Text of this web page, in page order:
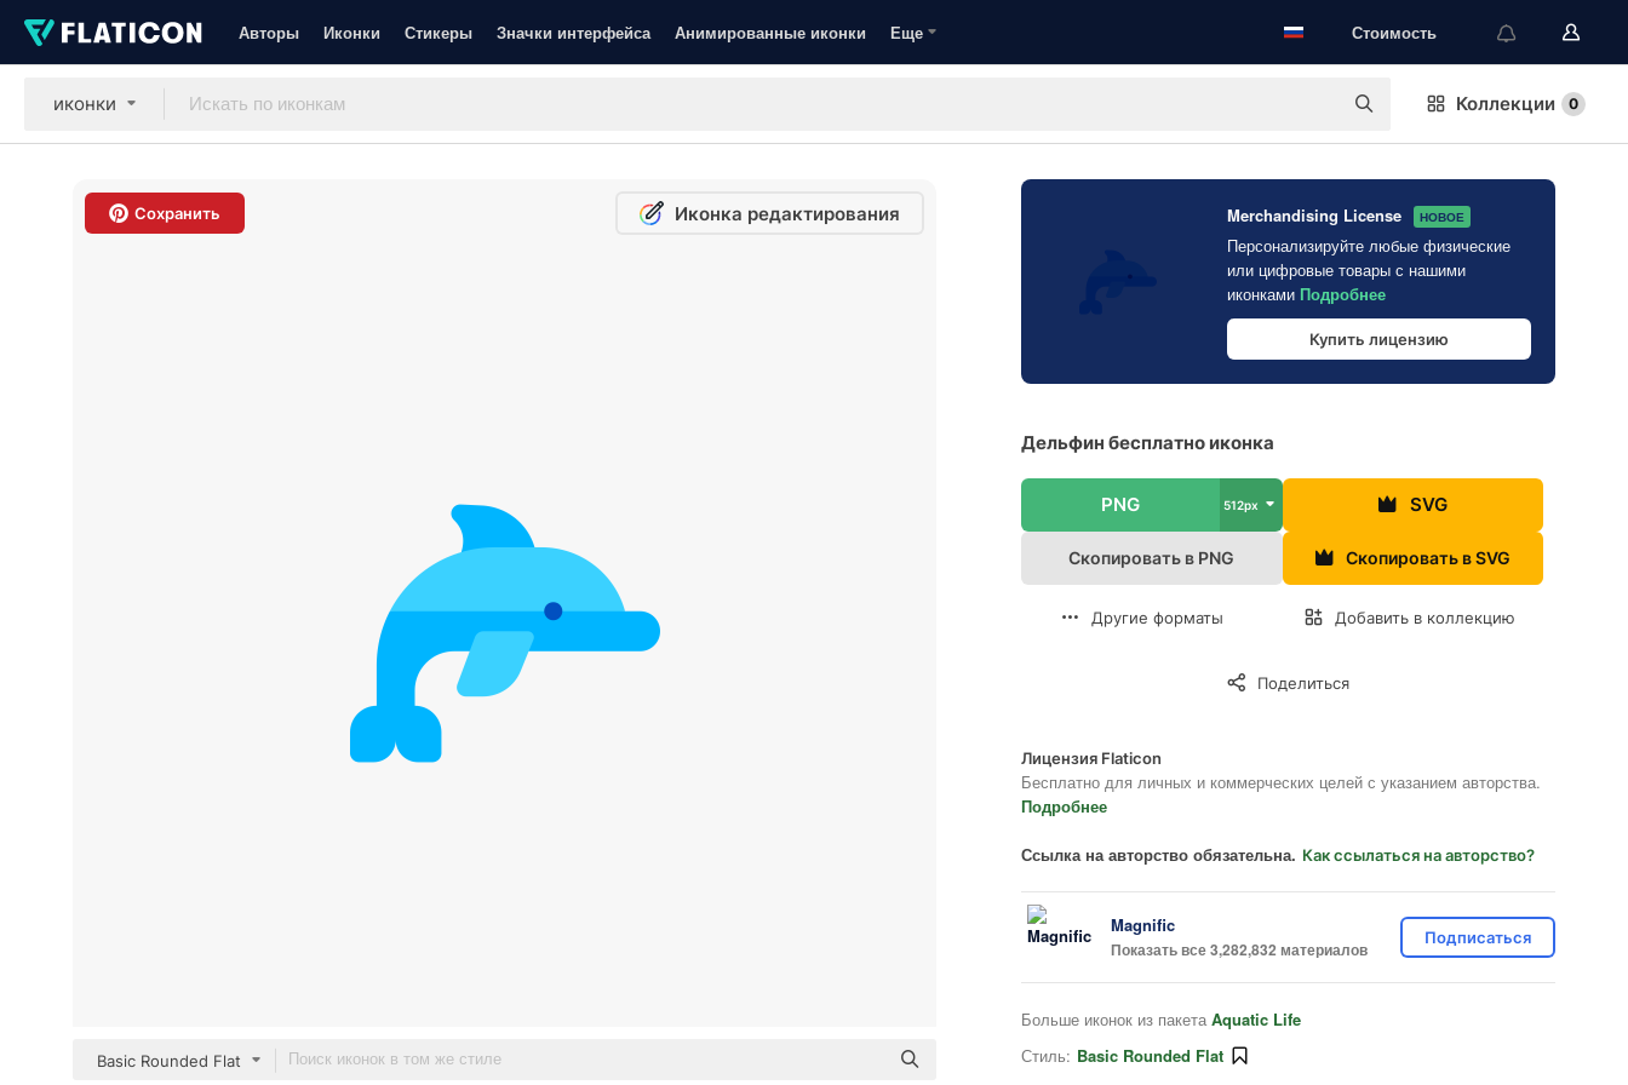
Авторы Иконки Стикеры Значки интерфейса Анимированные иконки Еще Стоимость
иконки Коллекции 0
Сохранить Иконка редактирования
Basic Rounded Flat
Merchandising License НОВОЕ
Персонализируйте любые физические
или цифровые товары с нашими
иконками Подробнее
Купить лицензию
Дельфин бесплатно иконка
PNG 512px SVG
Скопировать в PNG Скопировать в SVG
Другие форматы Добавить в коллекцию
Поделиться
Лицензия Flaticon
Бесплатно для личных и коммерческих целей с указанием авторства.
Подробнее
Ссылка на авторство обязательна. Как ссылаться на авторство?
Magnific
Показать все 3,282,832 материалов
Подписаться
Больше иконок из пакета Aquatic Life
Стиль: Basic Rounded Flat